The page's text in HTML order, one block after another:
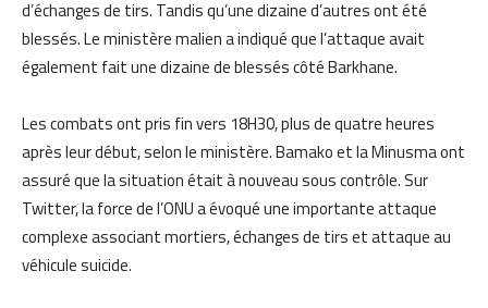
d’échanges de tirs. Tandis qu’une dizaine d’autres ont été
blessés. Le ministère malien a indiqué que l’attaque avait
également fait une dizaine de blessés côté Barkhane.
Les combats ont pris fin vers 18H30, plus de quatre heures
après leur début, selon le ministère. Bamako et la Minusma ont
assuré que la situation était à nouveau sous contrôle. Sur
Twitter, la force de l’ONU a évoqué une importante attaque
complexe associant mortiers, échanges de tirs et attaque au
véhicule suicide.